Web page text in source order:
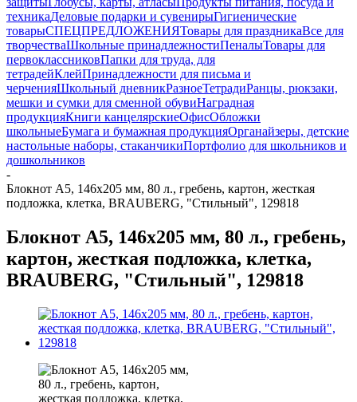
техникаДеловые подарки и сувенирыГигиенические
товарыСПЕЦПРЕДЛОЖЕНИЯТовары для праздникаВсе для
творчестваШкольные принадлежностиПеналыТовары для
первоклассниковПапки для труда, для
тетрадейКлейПринадлежности для письма и
черченияШкольный дневникРазноеТетрадиРанцы, рюкзаки,
мешки и сумки для сменной обувиНаградная
продукцияКниги канцелярскиеОфисОбложки
школьныеБумага и бумажная продукцияОрганайзеры, детские
настольные наборы, стаканчикиПортфолио для школьников и
дошкольников
-
Блокнот А5, 146х205 мм, 80 л., гребень, картон, жесткая
подложка, клетка, BRAUBERG, "Стильный", 129818
Блокнот А5, 146х205 мм, 80 л., гребень,
картон, жесткая подложка, клетка,
BRAUBERG, "Стильный", 129818